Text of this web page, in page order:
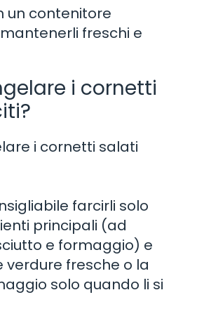
un contenitore
freschi e
i cornetti
i cornetti salati
farcirli solo
principali (ad
e formaggio) e
verdure fresche o la
solo quando li si